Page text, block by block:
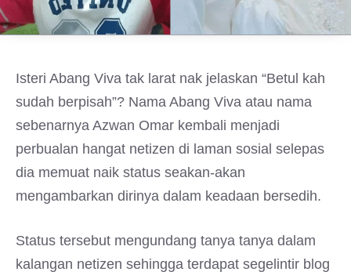
Isteri Abang Viva tak larat nak jelaskan “Betul kah
sudah berpisah”? Nama Abang Viva atau nama
sebenarnya Azwan Omar kembali menjadi
perbualan hangat netizen di laman sosial selepas
dia memuat naik status seakan-akan
mengambarkan dirinya dalam keadaan bersedih.
Status tersebut mengundang tanya tanya dalam
kalangan netizen sehingga terdapat segelintir blog